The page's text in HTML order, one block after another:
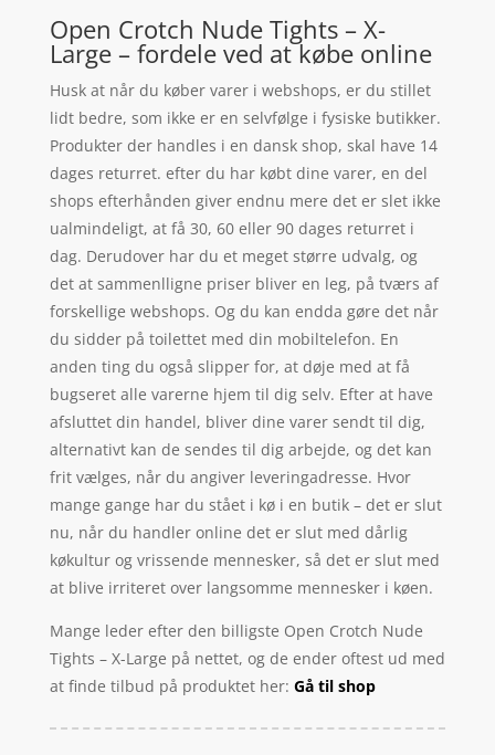
Open Crotch Nude Tights – X-
Large – fordele ved at købe online
Husk at når du køber varer i webshops, er du stillet
lidt bedre, som ikke er en selvfølge i fysiske butikker.
Produkter der handles i en dansk shop, skal have 14
dages returret. efter du har købt dine varer, en del
shops efterhånden giver endnu mere det er slet ikke
ualmindeligt, at få 30, 60 eller 90 dages returret i
dag. Derudover har du et meget større udvalg, og
det at sammenlligne priser bliver en leg, på tværs af
forskellige webshops. Og du kan endda gøre det når
du sidder på toilettet med din mobiltelefon. En
anden ting du også slipper for, at døje med at få
bugseret alle varerne hjem til dig selv. Efter at have
afsluttet din handel, bliver dine varer sendt til dig,
alternativt kan de sendes til dig arbejde, og det kan
frit vælges, når du angiver leveringadresse. Hvor
mange gange har du stået i kø i en butik – det er slut
nu, når du handler online det er slut med dårlig
køkultur og vrissende mennesker, så det er slut med
at blive irriteret over langsomme mennesker i køen.
Mange leder efter den billigste Open Crotch Nude
Tights – X-Large på nettet, og de ender oftest ud med
at finde tilbud på produktet her: Gå til shop